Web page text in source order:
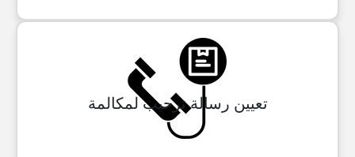
تعيين رسالة ترحيب لمكالمة